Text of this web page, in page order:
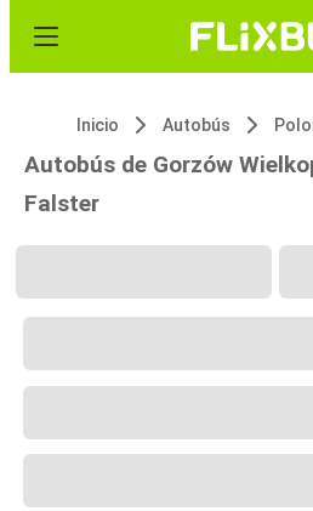
Inicio Autobús
Autobús de Gorzów
Falster